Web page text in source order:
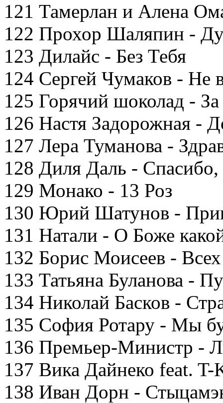
121 Тамерлан и Алена
122 Прохор Шаляпин -
123 Дилайс - Без Тебя
124 Сергей Чумаков - Не
125 Горячий шоколад -
126 Настя Задорожная -
127 Лера Туманова -
128 Диля Даль -
129 Монако - 13 Роз
130 Юрий Шатунов -
131 Натали - О Боже
132 Борис Моисеев -
133 Татьяна Буланова -
134 Николай Басков -
135 София Ротару - Мы
136 Премьер-Министр -
137 Вика Дайнеко feat.
138 Иван Дорн -